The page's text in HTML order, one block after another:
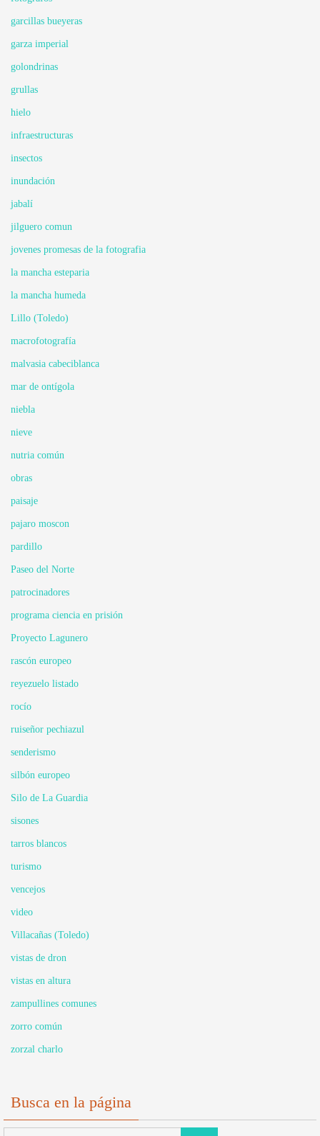
garcillas bueyeras
garza imperial
golondrinas
grullas
hielo
infraestructuras
insectos
inundación
jabalí
jilguero comun
jovenes promesas de la fotografia
la mancha esteparia
la mancha humeda
Lillo (Toledo)
macrofotografía
malvasia cabeciblanca
mar de ontígola
niebla
nieve
nutria común
obras
paisaje
pajaro moscon
pardillo
Paseo del Norte
patrocinadores
programa ciencia en prisión
Proyecto Lagunero
rascón europeo
reyezuelo listado
rocío
ruiseñor pechiazul
senderismo
silbón europeo
Silo de La Guardia
sisones
tarros blancos
turismo
vencejos
video
Villacañas (Toledo)
vistas de dron
vistas en altura
zampullines comunes
zorro común
zorzal charlo
Busca en la página